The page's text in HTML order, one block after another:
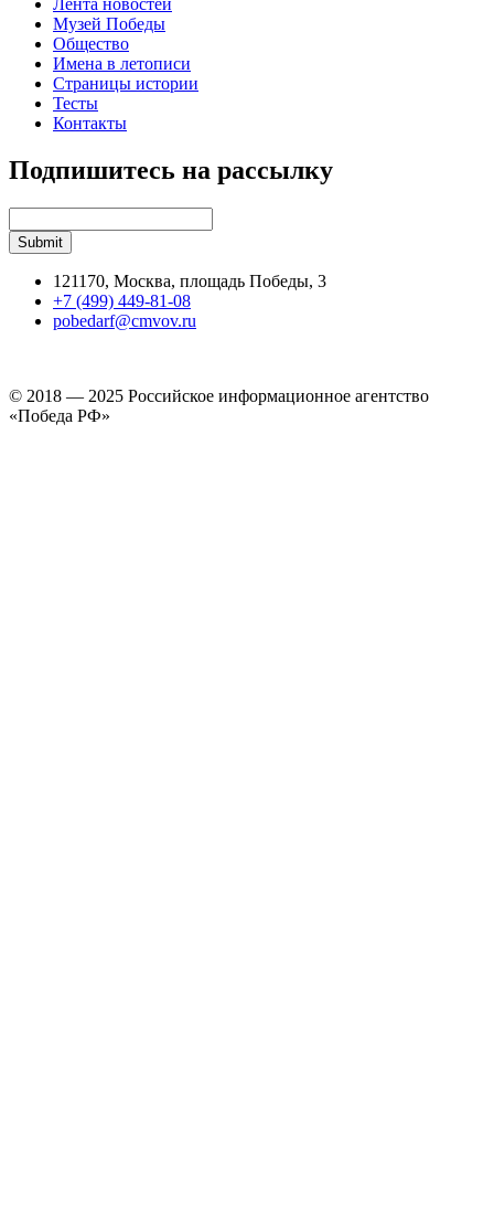
Музей Победы
Общество
Имена в летописи
Страницы истории
Тесты
Контакты
Подпишитесь на рассылку
121170, Москва, площадь Победы, 3
+7 (499) 449-81-08
pobedarf@cmvov.ru
© 2018 — 2025 Российское информационное агентство
«Победа РФ»